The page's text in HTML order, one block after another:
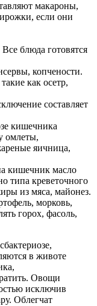
макароны,
если они
блюда готовятся
копчености.
как осетр,
составляет
кишечника
омлеты,
яичница,
кишечник масло
типа креветочного
из мяса, майонез.
морковь,
горох, фасоль,
в животе
Овощи
исключив
Облегчат